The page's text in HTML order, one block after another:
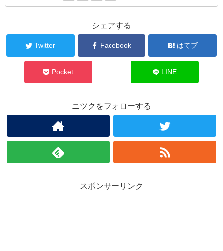
シェアする
Twitter Facebook はてブ
Pocket LINE
ニツクをフォローする
スポンサーリンク